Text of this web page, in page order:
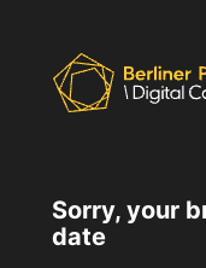
Sorry, your
date